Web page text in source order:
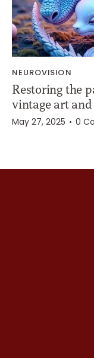
NEUROVISION
Restoring the
vintage art
May 27, 2025 0